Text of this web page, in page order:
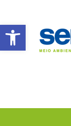
Abrir a barra de